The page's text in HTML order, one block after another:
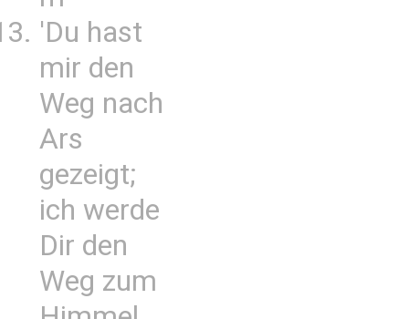
'Du hast
mir den
Weg nach
Ars
gezeigt;
ich werde
Dir den
Weg zum